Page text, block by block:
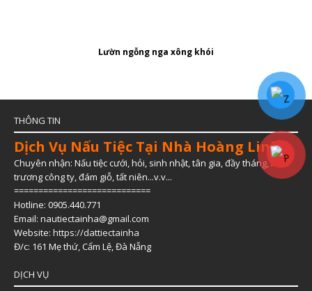
Lườn ngỗng nga xông khói
THÔNG TIN
Dịch Vụ Nấu Tiệc Tại Nhà Hoàng Linh
Chuyên nhận: Nấu tiệc cưới, hỏi, sinh nhật, tân gia, đầy tháng, khai
trương công ty, đám giỗ, tất niên...v.v...
============================
Hotline: 0905.440.771
Email: nautiectainha@gmail.com
Website: https://dattiectainha
Đ/c: 161 Mẹ thứ, Cẩm Lệ, Đà Nẵng
DỊCH VỤ